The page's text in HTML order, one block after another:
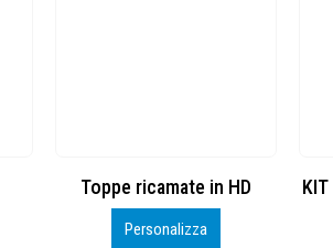
KIT CAMP 100 2026_perso
Personalizza